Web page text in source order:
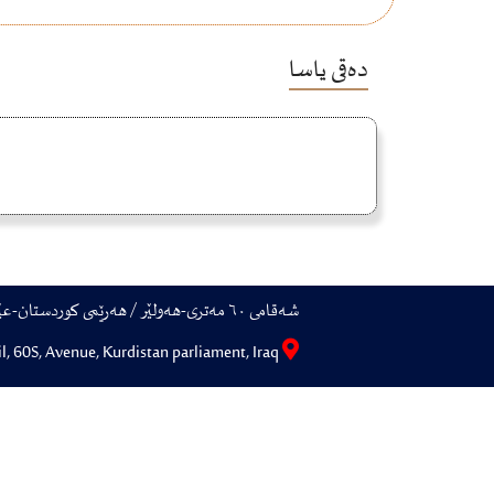
دەقی یاسا
شەقامی ٦٠ مەتری-هەولێر / هەرێمی کوردستان-عێراق